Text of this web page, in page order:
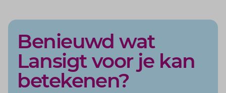
Benieuwd wat
Lansigt voor je kan
betekenen?